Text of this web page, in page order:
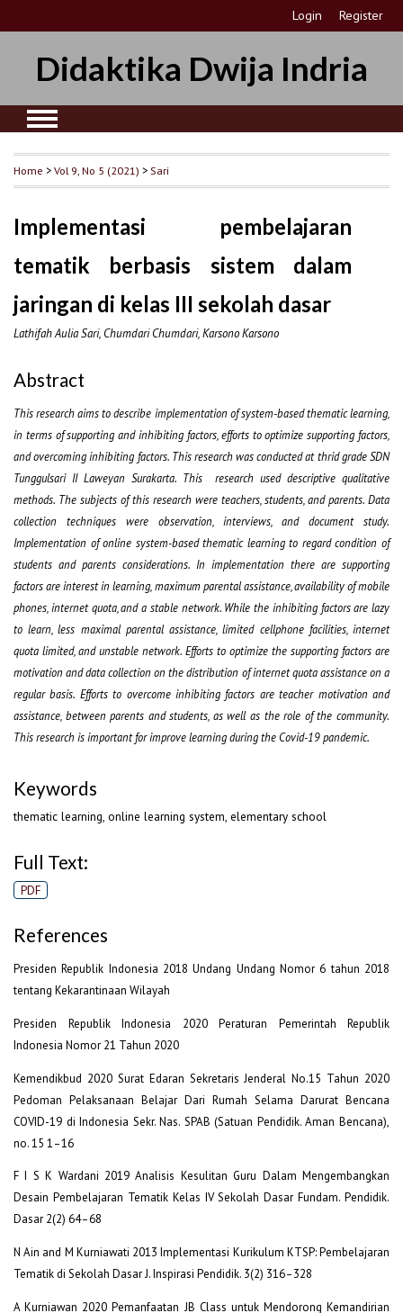
Login Register
Didaktika Dwija Indria
Home >Vol 9, No 5 (2021) > Sari
Implementasi pembelajaran
tematik berbasis sistem dalam
jaringan di kelas III sekolah dasar
Lathifah Aulia Sari, Chumdari Chumdari, Karsono Karsono
Abstract
This research aims to describe implementation of system-based thematic learning,
in terms of supporting and inhibiting factors, efforts to optimize supporting factors,
and overcoming inhibiting factors. This research was conducted at thrid grade SDN
Tunggulsari II Laweyan Surakarta. This research used descriptive qualitative
methods. The subjects of this research were teachers, students, and parents. Data
collection techniques were observation, interviews, and document study.
Implementation of online system-based thematic learning to regard condition of
students and parents considerations. In implementation there are supporting
factors are interest in learning, maximum parental assistance, availability of mobile
phones, internet quota, and a stable network. While the inhibiting factors are lazy
to learn, less maximal parental assistance, limited cellphone facilities, internet
quota limited, and unstable network. Efforts to optimize the supporting factors are
motivation and data collection on the distribution of internet quota assistance on a
regular basis. Efforts to overcome inhibiting factors are teacher motivation and
assistance, between parents and students, as well as the role of the community.
This research is important for improve learning during the Covid-19 pandemic.
Keywords
thematic learning, online learning system, elementary school
Full Text:
PDF
References
Presiden Republik Indonesia 2018 Undang Undang Nomor 6 tahun 2018
tentang Kekarantinaan Wilayah
Presiden Republik Indonesia 2020 Peraturan Pemerintah Republik
Indonesia Nomor 21 Tahun 2020
Kemendikbud 2020 Surat Edaran Sekretaris Jenderal No.15 Tahun 2020
Pedoman Pelaksanaan Belajar Dari Rumah Selama Darurat Bencana
COVID-19 di Indonesia Sekr. Nas. SPAB (Satuan Pendidik. Aman Bencana),
no. 15 1–16
F I S K Wardani 2019 Analisis Kesulitan Guru Dalam Mengembangkan
Desain Pembelajaran Tematik Kelas IV Sekolah Dasar Fundam. Pendidik.
Dasar 2(2) 64–68
N Ain and M Kurniawati 2013 Implementasi Kurikulum KTSP: Pembelajaran
Tematik di Sekolah Dasar J. Inspirasi Pendidik. 3(2) 316–328
A Kurniawan 2020 Pemanfaatan JB Class untuk Mendorong Kemandirian